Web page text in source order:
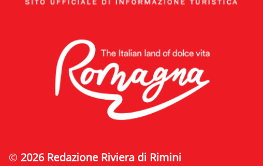
© 2026 Redazione Riviera di Rimini